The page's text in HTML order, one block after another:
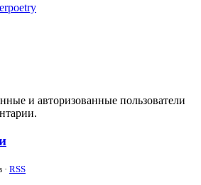
и авторизованные пользователи
· RSS